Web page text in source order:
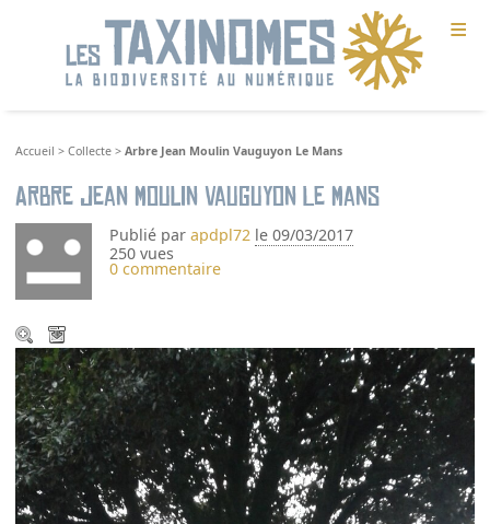
≡
Accueil >Collecte >Arbre Jean Moulin Vauguyon Le Mans
Arbre Jean Moulin Vauguyon Le Mans
Publié parapdpl72 le 09/03/2017
250 vues
0 commentaire